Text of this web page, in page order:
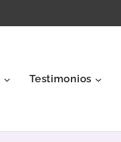
Testimonios